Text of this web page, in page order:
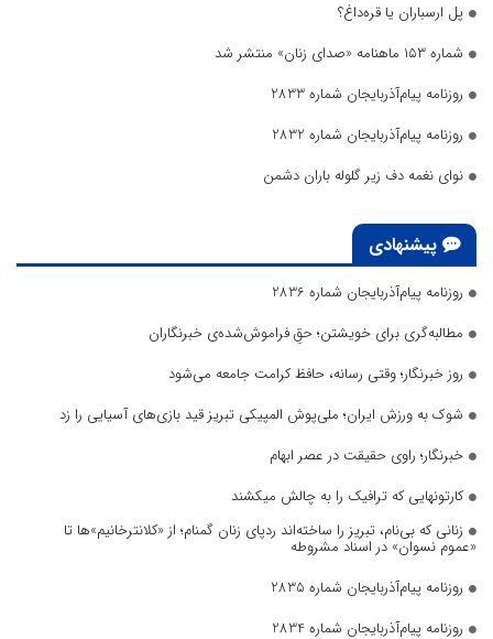
پل ارسباران یا قره‌داغ؟
شماره ۱۵۳ ماهنامه «صدای زنان» منتشر شد
روزنامه پیام‌آذربایجان شماره 2833
روزنامه پیام‌آذربایجان شماره 2832
نوای نغمه دف زیر گلوله باران دشمن
پیشنهادی
روزنامه پیام‌آذربایجان شماره 2836
مطالبه‌گری برای خویشتن؛ حقِ فراموش‌شده‌ی خبرنگاران
روز خبرنگار؛ وقتی رسانه، حافظ کرامت جامعه می‌شود
شوک به ورزش ایران؛ ملی‌پوش المپیکی تبریز قید بازی‌های آسیایی را زد
خبرنگار؛ راوی حقیقت در عصر ابهام
کارتونهایی که ترافیک را به چالش میکشند
زنانی که بی‌نام، تبریز را ساخته‌اند ردپای زنان گمنام؛ از «کلانترخانیم»ها تا
«عموم نسوان» در اسناد مشروطه
روزنامه پیام‌آذربایجان شماره 2835
روزنامه پیام‌آذربایجان شماره 2834